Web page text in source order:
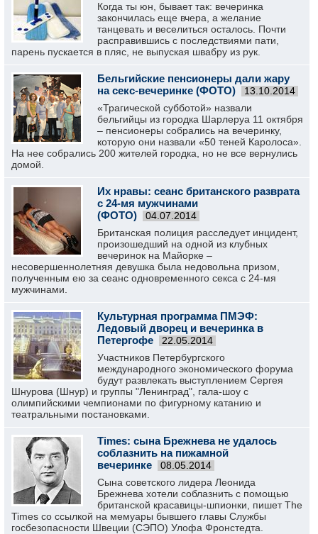
Когда ты юн, бывает так: вечеринка
закончилась еще вчера, а желание
танцевать и веселиться осталось. Почти
расправившись с последствиями пати,
парень пускается в пляс, не выпуская швабру из рук.
Бельгийские пенсионеры дали жару
на секс-вечеринке (ФОТО)
13.10.2014
«Трагической субботой» назвали
бельгийцы из городка Шарлеруа 11 октября
– пенсионеры собрались на вечеринку,
которую они назвали «50 теней Каролоса».
На нее собрались 200 жителей городка, но не все вернулись
домой.
Их нравы: сеанс британского разврата
с 24-мя мужчинами
(ФОТО)
04.07.2014
Британская полиция расследует инцидент,
произошедший на одной из клубных
вечеринок на Майорке –
несовершеннолетняя девушка была недовольна призом,
полученным ею за сеанс одновременного секса с 24-мя
мужчинами.
Культурная программа ПМЭФ:
Ледовый дворец и вечеринка в
Петергофе
22.05.2014
Участников Петербургского
международного экономического форума
будут развлекать выступлением Сергея
Шнурова (Шнур) и группы "Ленинград", гала-шоу с
олимпийскими чемпионами по фигурному катанию и
театральными постановками.
Times: сына Брежнева не удалось
соблазнить на пижамной
вечеринке
08.05.2014
Сына советского лидера Леонида
Брежнева хотели соблазнить с помощью
британской красавицы-шпионки, пишет The
Times со ссылкой на мемуары бывшего главы Службы
госбезопасности Швеции (СЭПО) Улофа Фронстедта.